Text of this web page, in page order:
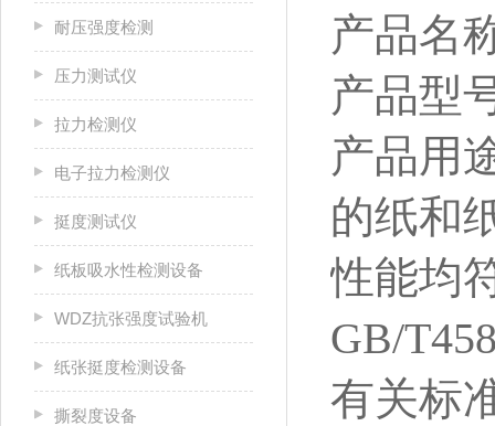
耐压强度检测
压力测试仪
拉力检测仪
电子拉力检测仪
挺度测试仪
纸板吸水性检测设备
WDZ抗张强度试验机
纸张挺度检测设备
撕裂度设备
产品名
产品型
产品用
的纸和
性能均
GB/
有关标